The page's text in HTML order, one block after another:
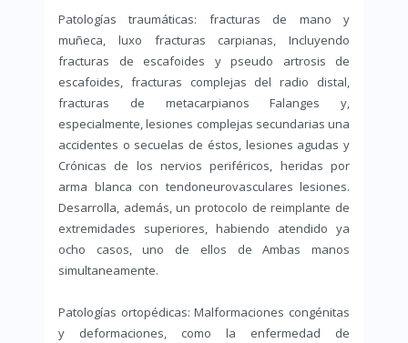
Patologías traumáticas: fracturas de mano y
muñeca, luxo fracturas carpianas, Incluyendo
fracturas de escafoides y pseudo artrosis de
escafoides, fracturas complejas del radio distal,
fracturas de metacarpianos Falanges y,
especialmente, lesiones complejas secundarias una
accidentes o secuelas de éstos, lesiones agudas y
Crónicas de los nervios periféricos, heridas por
arma blanca con tendoneurovasculares lesiones.
Desarrolla, además, un protocolo de reimplante de
extremidades superiores, habiendo atendido ya
ocho casos, uno de ellos de Ambas manos
simultaneamente.
Patologías ortopédicas: Malformaciones congénitas
y deformaciones, como la enfermedad de